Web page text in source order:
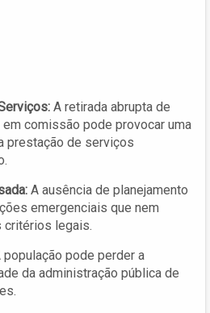
A retirada abrupta de
comissão pode provocar uma
prestação de serviços
A ausência de planejamento
emergenciais que nem
critérios legais.
população pode perder a
da administração pública de